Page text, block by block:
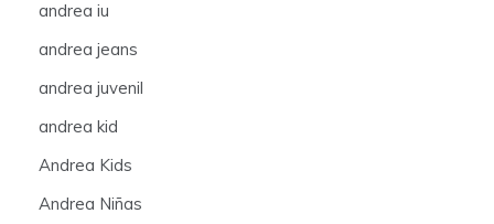
andrea iu
andrea jeans
andrea juvenil
andrea kid
Andrea Kids
Andrea Niñas